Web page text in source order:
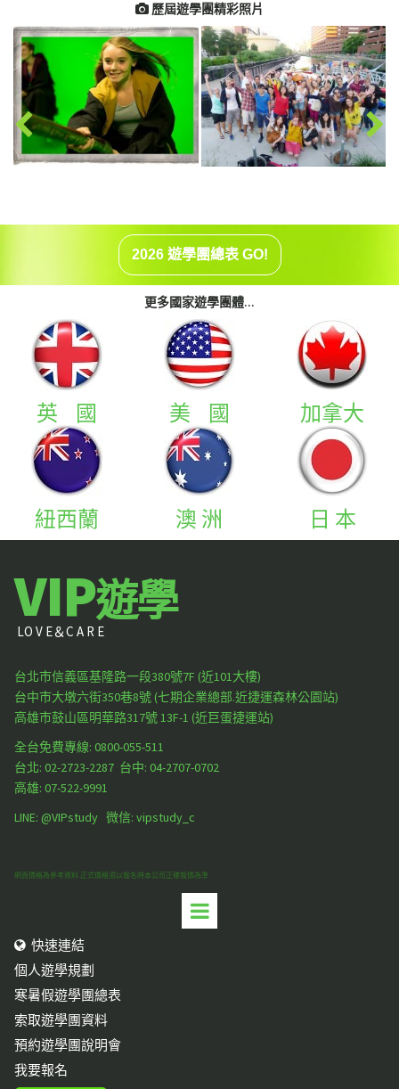
 歷屆遊學團精彩照片
2026 遊學團總表 GO!
更多國家遊學團體...
英 國 美 國 加拿大
紐西蘭 澳 洲 日 本
VIP遊學
LO V E＆C A R E
台北市信義區基隆路一段380號7F (近101大樓)
台中市大墩六街350巷8號 (七期企業總部.近捷運森林公園站)
高雄市鼓山區明華路317號 13F-1 (近巨蛋捷運站)
全台免費專線: 0800-055-511
台北: 02-2723-2287 台中: 04-2707-0702
高雄: 07-522-9991
LINE: @VIPstudy 微信: vipstudy_c
網頁價格為參考資料.正式價格須以報名時本公司正確報價為準
 快速連結
個人遊學規劃
寒暑假遊學團總表
索取遊學團資料
預約遊學團說明會
我要報名